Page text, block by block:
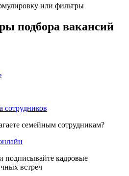
или фильтры
подбора вакансий
сотрудников
семейным сотрудникам?
подписывайте кадровые
встреч